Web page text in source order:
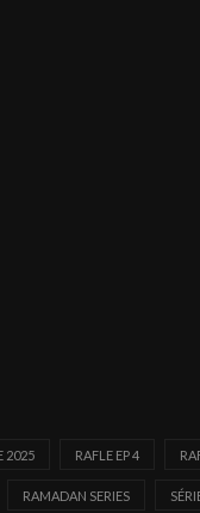
2025 RAFLE EP 4
RAMADAN SERIES